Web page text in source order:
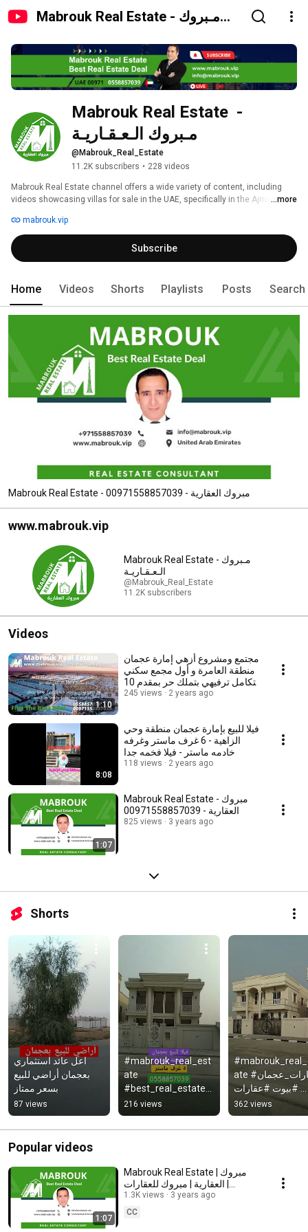
Mabrouk Real Estate - مـبروك
Mabrouk Real Estate  -
مـبروك الـعـقـاريـة
@Mabrouk_Real_Estate
11.2K subscribers • 228 videos
Mabrouk Real Estate channel offers a wide variety of content, including
videos showcasing villas for sale in the UAE, specifically in the Ajman
Rawda, Al Tallah, Al Mowaihat, Al Yasmine, Al Zahiyah, Al Aliyah, Al
Hamidiyah, Al Raqib, Al Rashidiya, and Al Zora, as well as the Al Nakheel
district. In addition, the channel also highlights villas for sale in other
areas such as Dubai, Sharjah, Umm Al Quwain, Ras Al Khaimah, Fujairah,
...more
mabrouk.vip
Subscribe
Home Videos Shorts Playlists Posts Search
Mabrouk Real Estate - مبروك العقارية - 00971558857039
www.mabrouk.vip
Mabrouk Real Estate - مـبروك
الـعـقـاريـة
@Mabrouk_Real_Estate
11.2K subscribers
Videos
1:10
مجتمع ومشروع أزهي إمارة عجمان
منطقة العامرة و أول مجمع سكني
متكامل ترفيهي بتملك حر بمقدم 10
بالمائة
245 views 2 years ago
8:08
فيلا للبيع بإمارة عجمان منطقة وحي
الزاهية - 6 غرف ماستر وغرفه
خادمه ماستر - فيلا فخمه جدا
118 views 2 years ago
1:07
Mabrouk Real Estate - مبروك
العقارية - 00971558857039
825 views 3 years ago
Shorts
اعل عائد استثماري
بعجمان أراضي للبيع
بسعر ممتاز
87 views
#mabrouk_real_est
ate
#best_real_estate_
deal #عقارات_عجمان
#عقارات #بيوت
#ajman
216 views
ate #عقارات_عجمان
#بيوت #عقارات
#ajman
362 views
Popular videos
1:07
Mabrouk Real Estate | مبروك
العقارية | مبروك للعقارات |
Mabrouk VIP | Mabrouk
Property
1.3K views
3 years ago
CC